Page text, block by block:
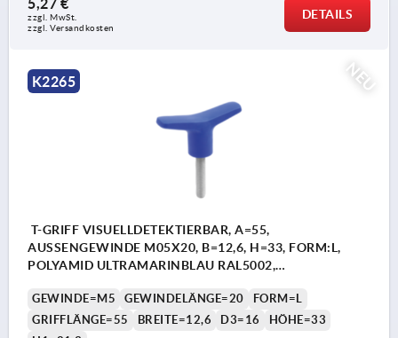
5,27 €
zzgl. MwSt.
zzgl. Versandkosten
DETAILS
NEU
K2265
T-GRIFF VISUELLDETEKTIERBAR, A=55,
AUSSENGEWINDE M05X20, B=12,6, H=33, FORM:L,
POLYAMID ULTRAMARINBLAU RAL5002,
GEWINDE=M5 GEWINDELÄNGE=20
FORM=L
GRIFFLÄNGE=55
BREITE=12,6 D3=16
HÖHE=33